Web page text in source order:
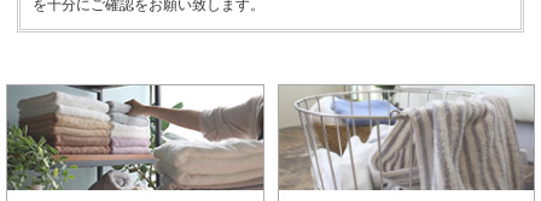
を十分にご確認をお願い致します。